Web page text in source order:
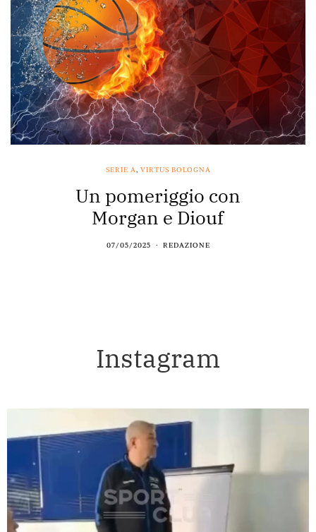
SERIE A, VIRTUS BOLOGNA
Un pomeriggio con
Morgan e Diouf
07/05/2025 REDAZIONE
Instagram